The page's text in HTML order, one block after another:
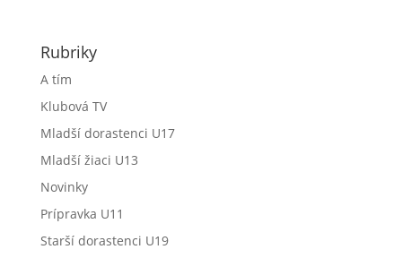
Rubriky
A tím
Klubová TV
Mladší dorastenci U17
Mladší žiaci U13
Novinky
Prípravka U11
Starší dorastenci U19